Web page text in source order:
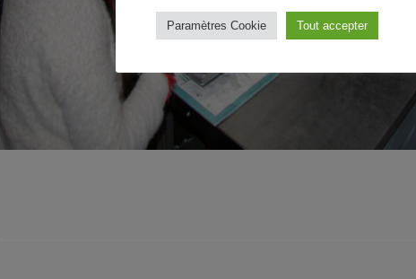
Paramètres Cookie Tout accepter